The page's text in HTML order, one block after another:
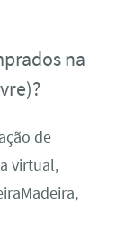
na
de
virtual,